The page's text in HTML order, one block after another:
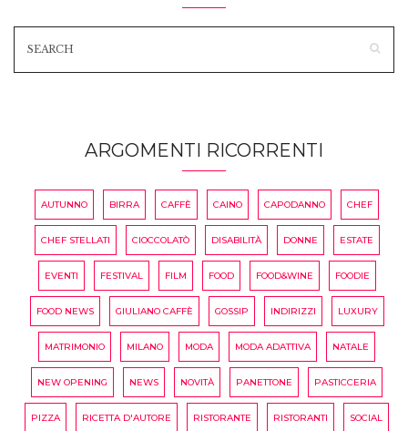
ARGOMENTI RICORRENTI
AUTUNNO BIRRA CAFFÈ CAINO CAPODANNO CHEF
CHEF STELLATI CIOCCOLATÒ DISABILITÀ DONNE ESTATE
EVENTI FESTIVAL FILM FOOD FOOD&WINE FOODIE
FOOD NEWS GIULIANO CAFFÈ GOSSIP INDIRIZZI LUXURY
MATRIMONIO MILANO MODA MODA ADATTIVA NATALE
NEW OPENING NEWS NOVITÀ PANETTONE PASTICCERIA
PIZZA RICETTA D'AUTORE RISTORANTE RISTORANTI SOCIAL